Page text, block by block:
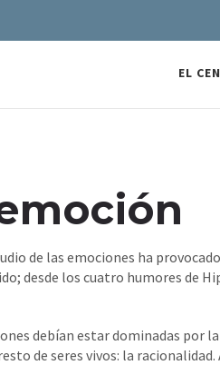
EL
de las emociones ha
desde los cuatro humores de
debían estar dominadas por
de seres vivos: la